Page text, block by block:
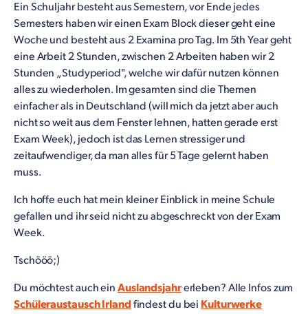
Ein Schuljahr besteht aus Semestern, vor Ende jedes
Semesters haben wir einen Exam Block dieser geht eine
Woche und besteht aus 2 Examina pro Tag. Im 5th Year geht
eine Arbeit 2 Stunden, zwischen 2 Arbeiten haben wir 2
Stunden „Studyperiod", welche wir dafür nutzen können
alles zu wiederholen. Im gesamten sind die Themen
einfacher als in Deutschland (will mich da jetzt aber auch
nicht so weit aus dem Fenster lehnen, hatten gerade erst
Exam Week), jedoch ist das Lernen stressiger und
zeitaufwendiger, da man alles für 5 Tage gelernt haben
muss.
Ich hoffe euch hat mein kleiner Einblick in meine Schule
gefallen und ihr seid nicht zu abgeschreckt von der Exam
Week.
Tschööö;)
Du möchtest auch ein Auslandsjahrerleben? Alle Infos zum
Schüleraustausch Irlandfindest du bei Kulturwerke